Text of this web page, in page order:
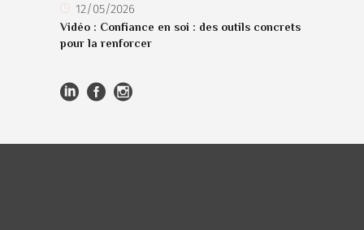
12/05/2026
Vidéo : Confiance en soi : des outils concrets
pour la renforcer